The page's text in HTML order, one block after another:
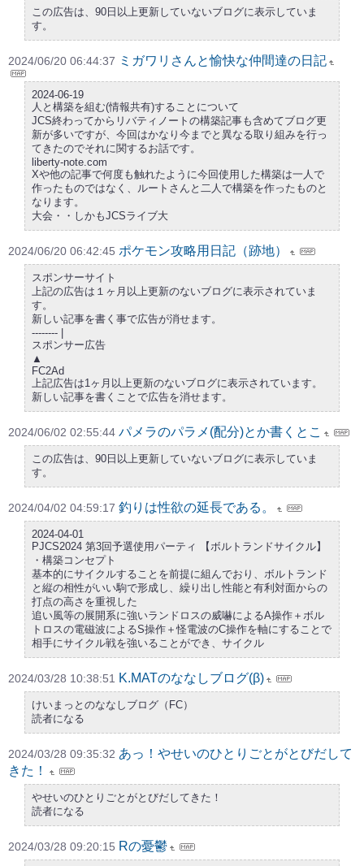
この広告は、90日以上更新していないブログに表示していま
す。
2024/06/20 06:44:37 ミガワリさんと愉快な仲間達の日記
2024-06-19
人と構築を組む(情報共有)することについて
JCS終わってからリバティノートの構築記事も含めてブログ更
新が多いですが、今回はかなり今までと異なる取り組みを行っ
てきたのでそれに関するお話です。
liberty-note.com
Xや他の記事で何度も触れたように今回使用した構築は一人で
作ったものではなく、ルートさんと二人で構築を作ったものと
なります。
大会・・しかもJCSライブ大
2024/06/20 06:42:45 ポケモン攻略用日記（跡地）
スポンサーサイト
上記の広告は１ヶ月以上更新のないブログに表示されていま
す。
新しい記事を書く事で広告が消せます。
-------- |
スポンサー広告
▲
FC2Ad
上記広告は1ヶ月以上更新のないブログに表示されています。
新しい記事を書くことで広告を消せます。
2024/06/02 02:55:44 パメラのパラメ(配分)とか書くとこ
この広告は、90日以上更新していないブログに表示していま
す。
2024/04/02 04:59:17 釣りは性欲の延長である。
2024-04-01
PJCS2024 第3回予選使用パーティ 【ボルトランドサイクル】
・構築コンセプト
基本的にサイクルすることを前提に組んでおり、ボルトランド
と縦の相性がいい駒で形成し、繰り出し性能と有利対面からの
打点の高さを重視した
追い風等の展開系に強いランドロスの威嚇によるA操作＋ボル
トロスの電磁波によるS操作＋怪電波のC操作を軸にすることで
相手にサイクル戦を強いることができ、サイクル
2024/03/28 10:38:51 K.MATのななしブログ(β)
けいまっとのななしブログ（FC）
読者になる
2024/03/28 09:35:32 あっ！やせいのひとりごとがとびだして
きた！
やせいのひとりごとがとびだしてきた！
読者になる
2024/03/28 09:20:15 Rの憂鬱